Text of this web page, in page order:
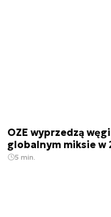
OZE wyprzedzą
globalnym miksie w
5 min.